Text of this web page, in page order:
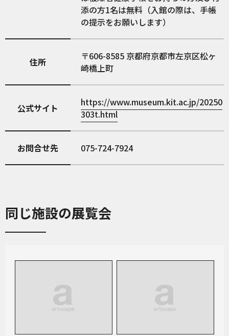
添の方1名は無料（入館の際は、手帳
の提示をお願いします）
住所 606-8585 京都府京都市左京区松ヶ
崎橋上町
公式サイト
https://www.museum.kit.ac.jp/20250
303t.html
お問合せ先 075-724-7924
同じ施設の展覧会